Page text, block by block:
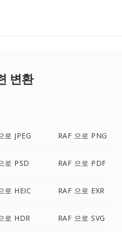
변환
로 JPEG RAF 으로 PNG
로 PSD RAF 으로 PDF
로 HEIC RAF 으로 EXR
로 HDR RAF 으로 SVG